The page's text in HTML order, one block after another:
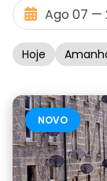
Hoje
NOVO